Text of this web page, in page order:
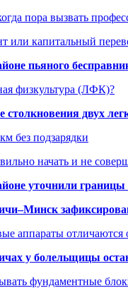
пора вызвать
или капитальный
пьяного
физкультура (ЛФК)?
столкновения двух
без подзарядки
начать и не
уточнили
аппараты отличаются
у болельщицы
фундаментные